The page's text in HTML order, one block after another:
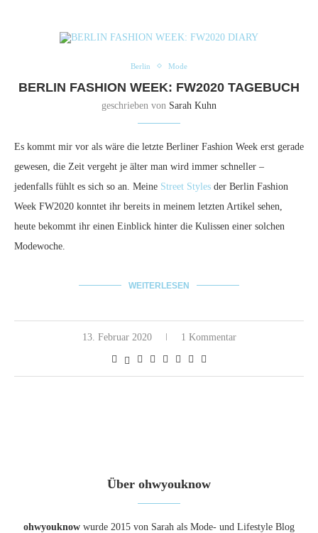
Berlin Mode
BERLIN FASHION WEEK: FW2020 TAGEBUCH
geschrieben von Sarah Kuhn
Es kommt mir vor als wäre die letzte Berliner Fashion Week erst gerade
gewesen, die Zeit vergeht je älter man wird immer schneller –
jedenfalls fühlt es sich so an. Meine Street Styles der Berlin Fashion
Week FW2020 konntet ihr bereits in meinem letzten Artikel sehen,
heute bekommt ihr einen Einblick hinter die Kulissen einer solchen
Modewoche.
WEITERLESEN
13. Februar 2020 1 Kommentar
Über ohwyouknow
ohwyouknow wurde 2015 von Sarah als Mode- und Lifestyle Blog